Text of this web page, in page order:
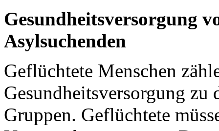
Gesundheitsversorgung
Asylsuchenden
Geflüchtete Menschen
Gesundheitsversorgung zu
Gruppen. Geflüchtete